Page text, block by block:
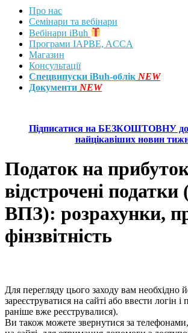
Про нас
Семінари та вебінари
Вебінари iBuh
Програми IAPBE, ACCA
Магазин
Консультації
Спецвипуски iBuh-облік NEW
Документи NEW
Підписатися на БЕЗКОШТОВНУ
найцікавіших новин
Податок на
відстрочені
ВПЗ): розрахунки,
фінзвітність
Для перегляду цього заходу вам необхідно
зареєструватися на сайті або ввести логін
раніше вже реєструвалися).
Ви також можете звернутися за